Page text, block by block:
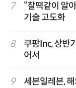
7
“찰떡같이 알
기술 고도화
8
쿠팡Inc, 상반
어서
9 세븐일레븐,